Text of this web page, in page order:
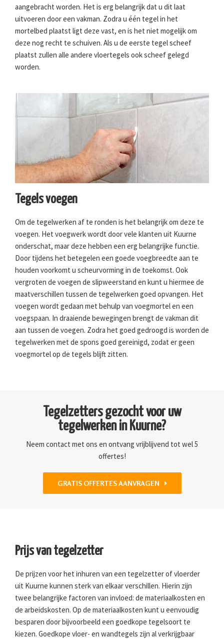
aangebracht worden. Het is erg belangrijk dat u dit laat
uitvoeren door een vakman. Zodra u één tegel in het
mortelbed plaatst ligt deze vast, en is het niet mogelijk om
deze nog recht te schuiven. Als u de eerste tegel scheef
plaatst zullen alle andere vloertegels ook scheef gelegd
worden.
Tegels voegen
Om de tegelwerken af te ronden is het belangrijk om deze te
voegen. Het voegwerk wordt door vele klanten uit Kuurne
onderschat, maar deze hebben een erg belangrijke functie.
Door tijdens het betegelen een goede voegbreedte aan te
houden voorkomt u scheurvorming in de toekomst. Ook
vergroten de voegen de slipweerstand en kunt u hiermee de
maatverschillen tussen de tegelwerken goed opvangen. Het
voegen wordt gedaan met behulp van voegmortel en een
voegspaan. In draaiende bewegingen brengt de vakman dit
aan tussen de voegen. Zodra het goed gedroogd is worden de
tegelwerken met de spons goed gereinigd, zodat er geen
voegmortel op de tegels blijft zitten.
Tegelzetters gezocht voor uw
tegelwerken in Kuurne?
Neem contact met ons en ontvang vrijblijvend tot wel 5
offertes!
GRATIS OFFERTES AANVRAGEN
Prijs van tegelzetter
De prijzen voor het inhuren van een tegelzetter of vloerder
uit Kuurne kunnen sterk van elkaar verschillen. Hierin zijn
twee belangrijke factoren van invloed: de materiaalkosten en
de arbeidskosten. Op de materiaalkosten kunt u eenvoudig
besparen door bijvoorbeeld een goedkope tegelsoort te
kiezen. Goedkope vloer- en wandtegels zijn al verkrijgbaar